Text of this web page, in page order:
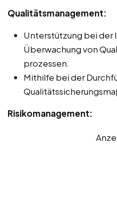
Qualitätsmanagement:
Unterstützung bei der
Überwachung von
prozessen.
Mithilfe bei der
Risikomanagement: